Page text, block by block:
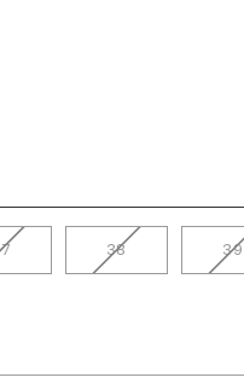
38 39